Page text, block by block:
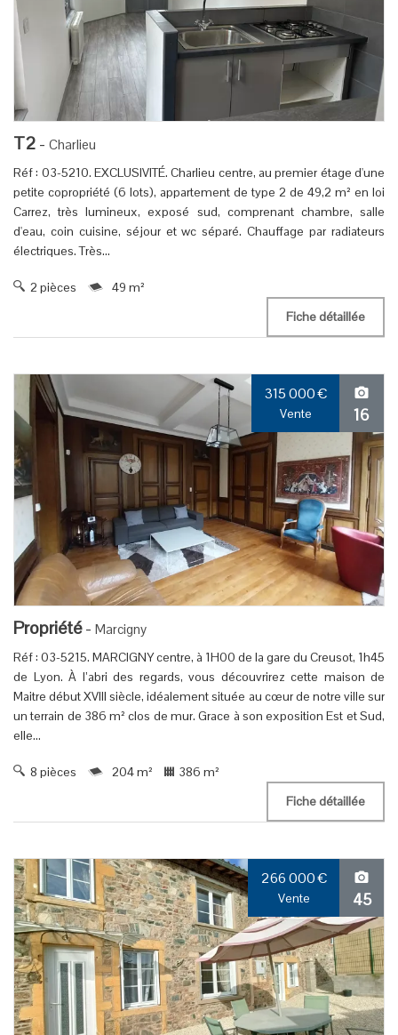
T2- Charlieu
Réf : 03-5210. EXCLUSIVITÉ. Charlieu centre, au premier étage d'une
petite copropriété (6 lots), appartement de type 2 de 49,2 m² en loi
Carrez, très lumineux, exposé sud, comprenant chambre, salle
d'eau, coin cuisine, séjour et wc séparé. Chauffage par radiateurs
électriques. Très...
2 pièces
49 m²
Fiche détaillée
315 000€
Vente 16
Propriété- Marcigny
Réf : 03-5215. MARCIGNY centre, à 1H00 de la gare du Creusot, 1h45
de Lyon. À l’abri des regards, vous découvrirez cette maison de
Maitre début XVIII siècle, idéalement située au cœur de notre ville sur
un terrain de 386 m² clos de mur. Grace à son exposition Est et Sud,
elle...
8 pièces 204 m²
386 m²
Fiche détaillée
266 000€
Vente 45